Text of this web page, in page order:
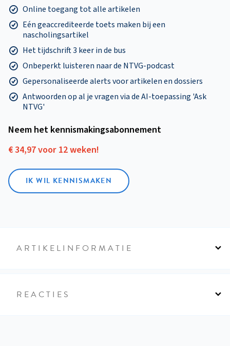
Online toegang tot alle artikelen
Eén geaccrediteerde toets maken bij een
nascholingsartikel
Het tijdschrift 3 keer in de bus
Onbeperkt luisteren naar de NTVG-podcast
Gepersonaliseerde alerts voor artikelen en dossiers
Antwoorden op al je vragen via de AI-toepassing 'Ask
NTVG'
Neem het kennismakings­abonnement
€ 34,97 voor 12 weken!
IK WIL KENNISMAKEN
ARTIKELINFORMATIE
REACTIES